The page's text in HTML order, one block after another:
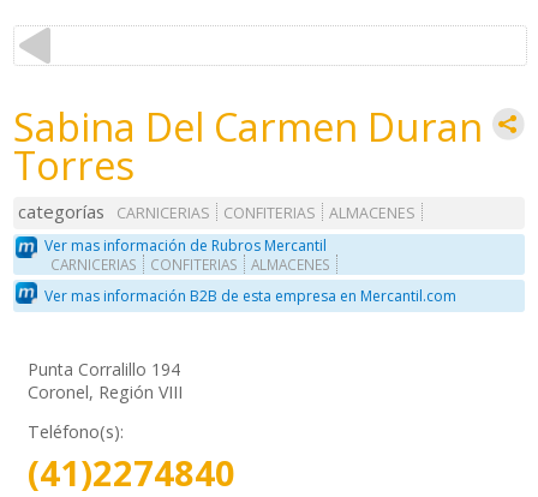
Sabina Del Carmen Duran
Torres
categorías CARNICERIAS CONFITERIAS
ALMACENES
Ver mas información de Rubros Mercantil
CARNICERIAS CONFITERIAS ALMACENES
Ver mas información B2B de esta empresa en Mercantil.com
Punta Corralillo 194
Coronel, Región VIII
Teléfono(s):
(41)2274840